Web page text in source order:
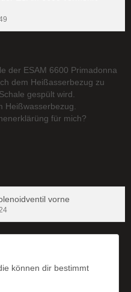
der ESAM 6600 Primadonna
dem Heißasserbezug zu
gespült wird.
Heißwasserbezug.
für mich?
vorne
können dir bestimmt